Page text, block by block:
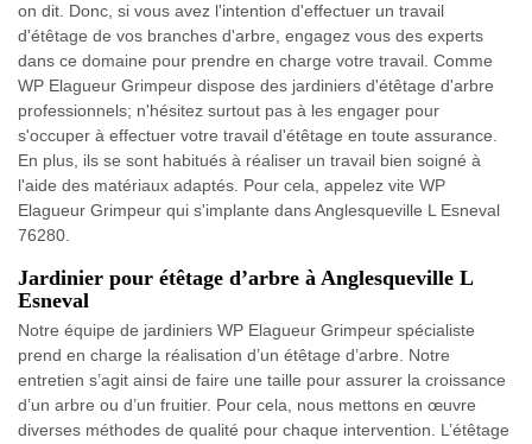
on dit. Donc, si vous avez l'intention d'effectuer un travail
d'étêtage de vos branches d'arbre, engagez vous des experts
dans ce domaine pour prendre en charge votre travail. Comme
WP Elagueur Grimpeur dispose des jardiniers d'étêtage d'arbre
professionnels; n'hésitez surtout pas à les engager pour
s'occuper à effectuer votre travail d'étêtage en toute assurance.
En plus, ils se sont habitués à réaliser un travail bien soigné à
l'aide des matériaux adaptés. Pour cela, appelez vite WP
Elagueur Grimpeur qui s'implante dans Anglesqueville L Esneval
76280.
Jardinier pour étêtage d’arbre à Anglesqueville L
Esneval
Notre équipe de jardiniers WP Elagueur Grimpeur spécialiste
prend en charge la réalisation d’un étêtage d’arbre. Notre
entretien s’agit ainsi de faire une taille pour assurer la croissance
d’un arbre ou d’un fruitier. Pour cela, nous mettons en œuvre
diverses méthodes de qualité pour chaque intervention. L’étêtage